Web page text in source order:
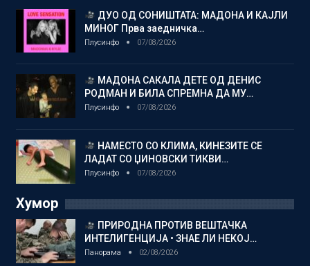
ДУО ОД СОНИШТАТА: МАДОНА И КАЈЛИ
МИНОГ Прва заедничка…
Плусинфо 07/08/2026
МАДОНА САКАЛА ДЕТЕ ОД ДЕНИС
РОДМАН И БИЛА СПРЕМНА ДА МУ…
Плусинфо 07/08/2026
НАМЕСТО СО КЛИМА, КИНЕЗИТЕ СЕ
ЛАДАТ СО ЏИНОВСКИ ТИКВИ…
Плусинфо 07/08/2026
Хумор
ПРИРОДНА ПРОТИВ ВЕШТАЧКА
ИНТЕЛИГЕНЦИЈА • ЗНАЕ ЛИ НЕКОЈ…
Панорама 02/08/2026